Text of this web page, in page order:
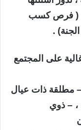
( فرص كسب
على المجتمع
مطلقة ذات عيال
، – ذوي